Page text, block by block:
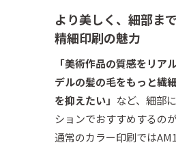
より美しく、細部ま
精細印刷の魅力
「美術作品の質感をリア
デルの髪の毛をもっと繊
を抑えたい」 など、細部
ションでおすすめするの
通常のカラー印刷では